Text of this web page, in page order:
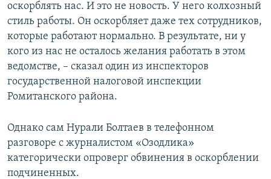
оскорблять нас. И это не новость. У него колхозный
стиль работы. Он оскорбляет даже тех сотрудников,
которые работают нормально. В результате, ни у
кого из нас не осталось желания работать в этом
ведомстве, – сказал один из инспекторов
государственной налоговой инспекции
Ромитанского района.
Однако сам Нурали Болтаев в телефонном
разговоре с журналистом «Озодлика»
категорически опроверг обвинения в оскорблении
подчиненных.